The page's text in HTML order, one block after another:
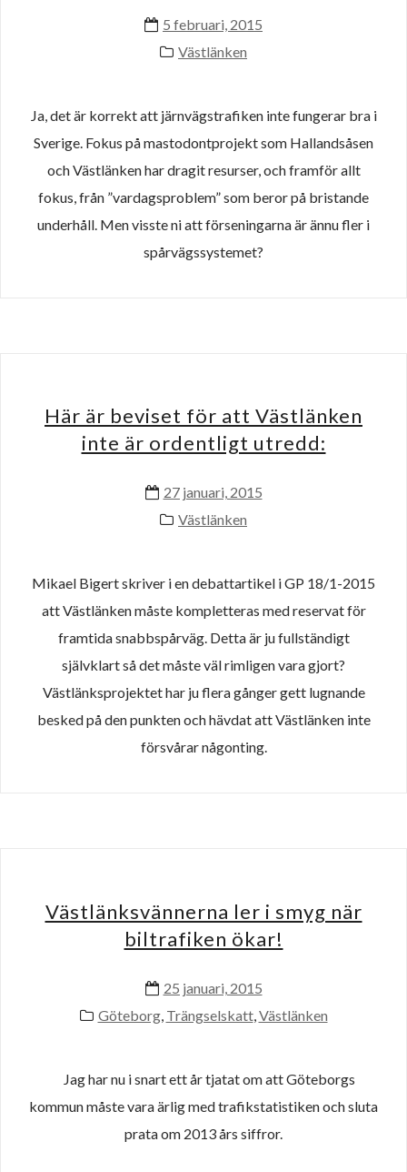
5 februari, 2015
Västlänken
Ja, det är korrekt att järnvägstrafiken inte fungerar bra i
Sverige. Fokus på mastodontprojekt som Hallandsåsen
och Västlänken har dragit resurser, och framför allt
fokus, från ”vardagsproblem” som beror på bristande
underhåll. Men visste ni att förseningarna är ännu fler i
spårvägssystemet?
Här är beviset för att Västlänken
inte är ordentligt utredd:
27 januari, 2015
Västlänken
Mikael Bigert skriver i en debattartikel i GP 18/1-2015
att Västlänken måste kompletteras med reservat för
framtida snabbspårväg. Detta är ju fullständigt
självklart så det måste väl rimligen vara gjort?
Västlänksprojektet har ju flera gånger gett lugnande
besked på den punkten och hävdat att Västlänken inte
försvårar någonting.
Västlänksvännerna ler i smyg när
biltrafiken ökar!
25 januari, 2015
Göteborg, Trängselskatt, Västlänken
Jag har nu i snart ett år tjatat om att Göteborgs
kommun måste vara ärlig med trafikstatistiken och sluta
prata om 2013 års siffror.